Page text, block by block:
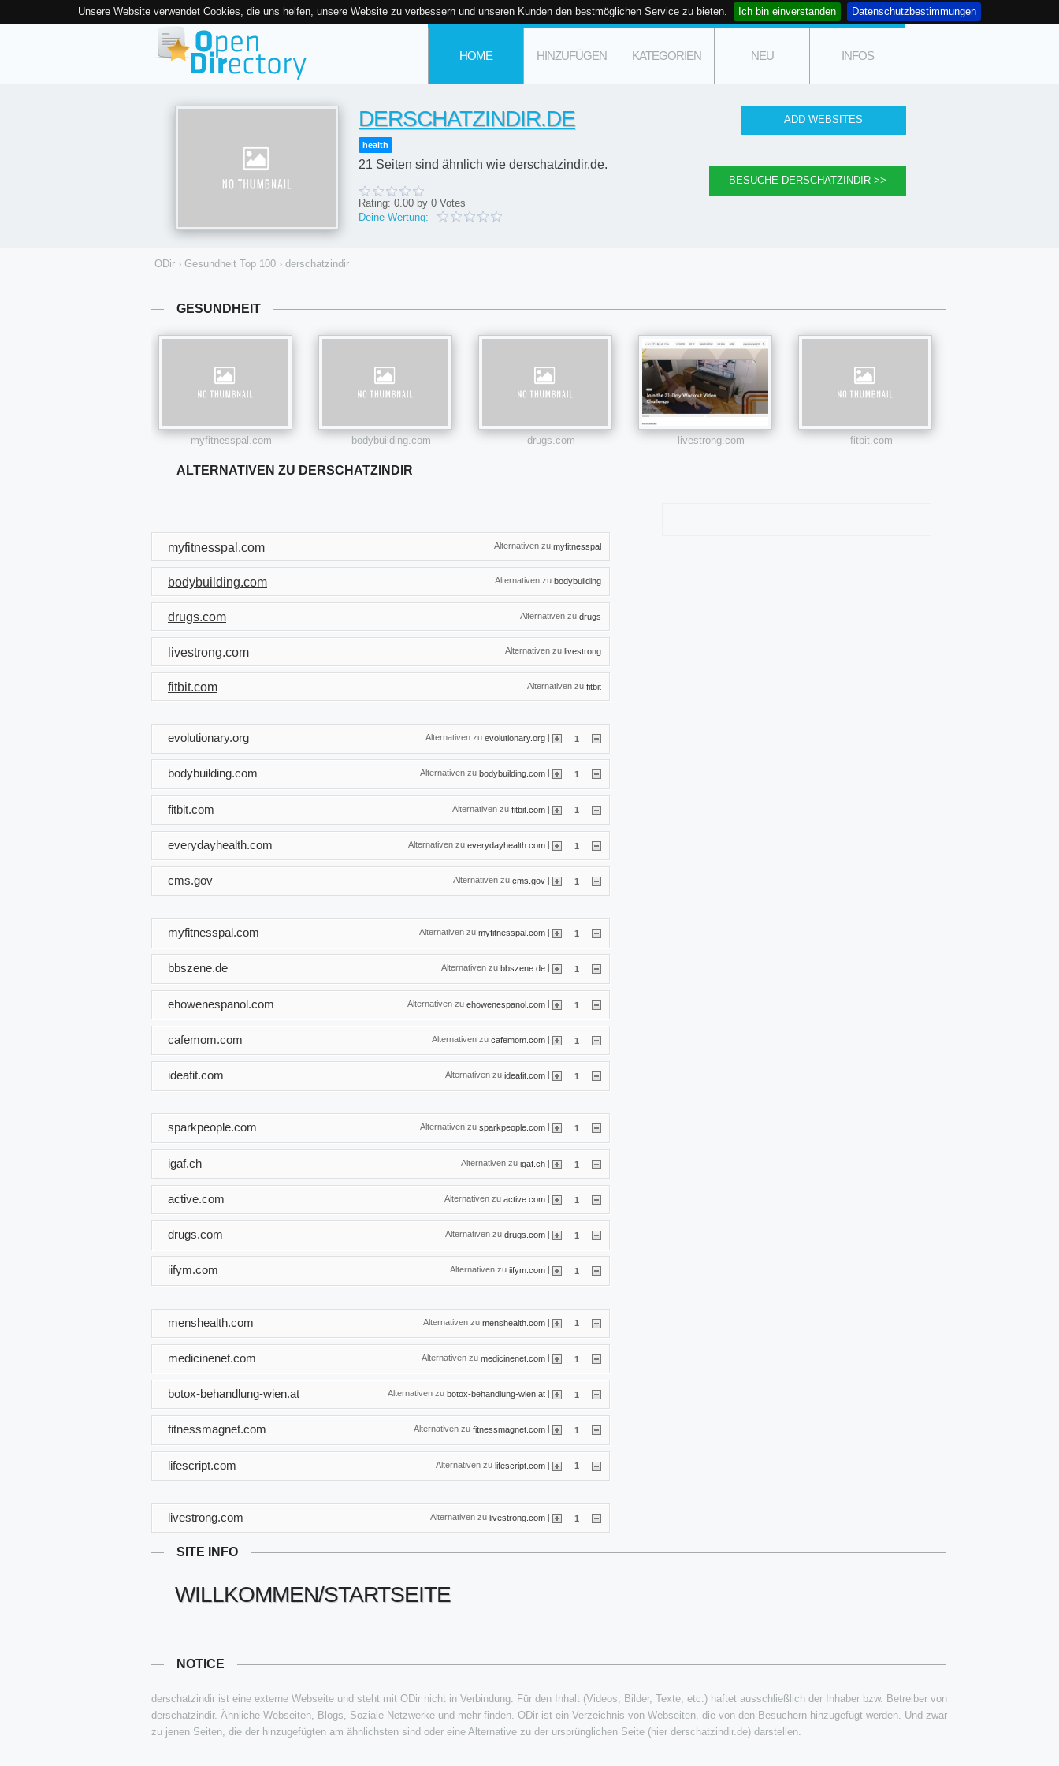
Unsere Website verwendet Cookies, die uns helfen, unsere Website zu verbessern und unseren Kunden den bestmöglichen Service zu bieten. Ich bin einverstanden Datenschutzbestimmungen
HOME HINZUFÜGEN KATEGORIEN NEU INFOS
DERSCHATZINDIR.DE
health
21 Seiten sind ähnlich wie derschatzindir.de.
Rating: 0.00 by 0 Votes
Deine Wertung:
ODir › Gesundheit Top 100 › derschatzindir
GESUNDHEIT
myfitnesspal.com bodybuilding.com drugs.com livestrong.com fitbit.com
ALTERNATIVEN ZU DERSCHATZINDIR
Alternativen zu myfitnesspal
myfitnesspal.com
Alternativen zu bodybuilding
bodybuilding.com
Alternativen zu drugs
drugs.com
Alternativen zu livestrong
livestrong.com
Alternativen zu fitbit
fitbit.com
Alternativen zu evolutionary.org | 1
evolutionary.org
Alternativen zu bodybuilding.com 1
bodybuilding.com
Alternativen zu fitbit.com | 1
fitbit.com
Alternativen zu everydayhealth.com | 1
everydayhealth.com
Alternativen zu cms.gov | 1
cms.gov
Alternativen zu myfitnesspal.com 1
myfitnesspal.com
Alternativen zu bbszene.de 1
bbszene.de
Alternativen zu ehowenespanol.com | 1
ehowenespanol.com
Alternativen zu cafemom.com | 1
cafemom.com
Alternativen zu ideafit.com | 1
ideafit.com
Alternativen zu sparkpeople.com 1
sparkpeople.com
Alternativen zu igaf.ch | 1
igaf.ch
Alternativen zu active.com | 1
active.com
Alternativen zu drugs.com | 1
drugs.com
Alternativen zu iifym.com 1
iifym.com
Alternativen zu menshealth.com | 1
menshealth.com
Alternativen zu medicinenet.com | 1
medicinenet.com
Alternativen zu botox-behandlung-wien.at | 1
botox-behandlung-wien.at
Alternativen zu fitnessmagnet.com 1
fitnessmagnet.com
Alternativen zu lifescript.com | 1
lifescript.com
Alternativen zu livestrong.com | 1
livestrong.com
SITE INFO
WILLKOMMEN/STARTSEITE
NOTICE
derschatzindir ist eine externe Webseite und steht mit ODir nicht in Verbindung. Für den Inhalt (Videos, Bilder, Texte, etc.) haftet ausschließlich der Inhaber bzw. Betreiber von
derschatzindir. Ähnliche Webseiten, Blogs, Soziale Netzwerke und mehr finden. ODir ist ein Verzeichnis von Webseiten, die von den Besuchern hinzugefügt werden. Und zwar
zu jenen Seiten, die der hinzugefügten am ähnlichsten sind oder eine Alternative zu der ursprünglichen Seite (hier derschatzindir.de) darstellen.